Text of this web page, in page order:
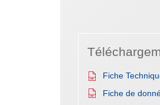
Fiche
Fiche de